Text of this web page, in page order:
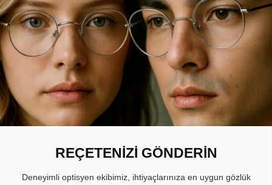
REÇETENİZİ GÖNDERİN
Deneyimli optisyen ekibimiz, ihtiyaçlarınıza en uygun gözlük